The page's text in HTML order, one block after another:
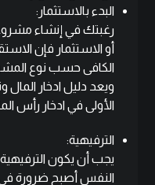
البدء بالاستثمار:
رغبتك في إنشاء
أو الاستثمار فإن
الكافى حسب نوع
الأولى في ادخار رأس
الترفيهية:
يجب أن يكون
النفس أصبح ضرورة فى